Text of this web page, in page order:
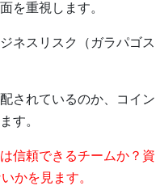
を重視します。
ネスリスク（ガラパゴス
されているのか、コイン
す。
信頼できるチームか？資
かを見ます。